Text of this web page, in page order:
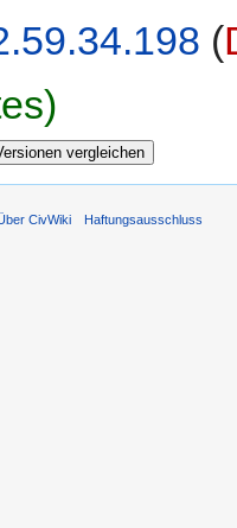
(
CivWiki Haftungsausschluss